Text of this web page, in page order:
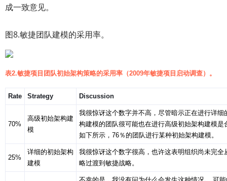
成一致意见。
图8.敏捷团队建模的采用率。
表2.敏捷项目团队初始架构策略的采用率（2009年敏捷项目启动调查）。
Rate Strategy Discussion
70%
高级初始架构建
模
我很惊讶这个数字并不高，尽管暗示正在进行详细
构建模的团队很可能也在进行高级初始架构建模是
如下所示，76％的团队进行某种初始架构建模。
25%
详细的初始架构
建模
我很惊讶这个数字很高，也许这表明组织尚未完全
略过渡到敏捷战略。